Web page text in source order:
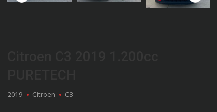
2019 Citroen C3